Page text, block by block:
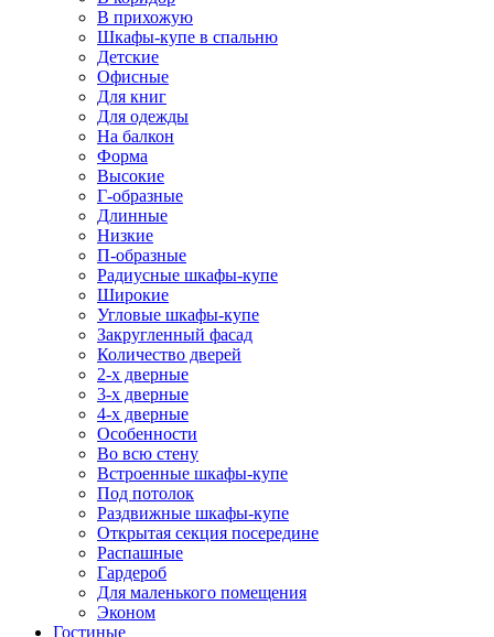
В прихожую
Шкафы-купе в спальню
Детские
Офисные
Для книг
Для одежды
На балкон
Форма
Высокие
Г-образные
Длинные
Низкие
П-образные
Радиусные шкафы-купе
Широкие
Угловые шкафы-купе
Закругленный фасад
Количество дверей
2-х дверные
3-х дверные
4-х дверные
Особенности
Во всю стену
Встроенные шкафы-купе
Под потолок
Раздвижные шкафы-купе
Открытая секция посередине
Распашные
Гардероб
Для маленького помещения
Эконом
Гостиные